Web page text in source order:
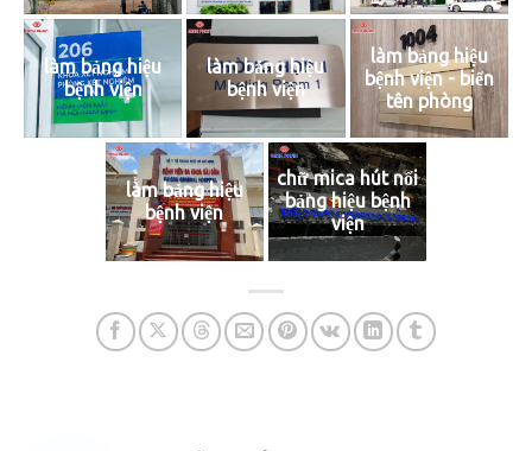
làm bảng hiệu
bệnh viện
làm bảng hiệu
bệnh viện
làm bảng hiệu
bệnh viện - biển
tên phòng
làm bảng hiệu
bệnh viện
chữ mica hút nổi
bảng hiệu bệnh
viện